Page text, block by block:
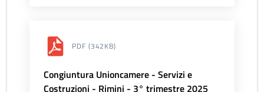
PDF (342KB)
Congiuntura Unioncamere - Servizi e
Costruzioni - Rimini - 3° trimestre 2025